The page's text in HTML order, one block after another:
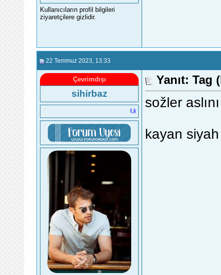
Kullanıcıların profil bilgileri
ziyaretçilere gizlidir.
22 Temmuz 2023 , 13:33
Çevrimdışı
sihirbaz
Unutmak mı kolay, affetmek mi kolay?
Yanıt: Tag
sožler
kayan siyah